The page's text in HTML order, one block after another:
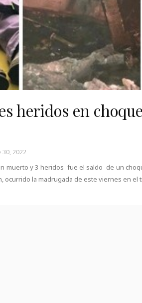
heridos en
30, 2022
muerto y 3 heridos fue el saldo de un
ocurrido la madrugada de este viernes en el